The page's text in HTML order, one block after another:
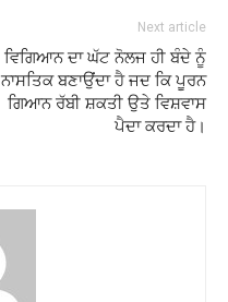
Next article
ਵਿਗਿਆਨ ਦਾ ਘੱਟ ਨੋਲਜ ਹੀ ਬੰਦੇ ਨੂੰ
ਨਾਸਤਿਕ ਬਣਾਉਂਦਾ ਹੈ ਜਦ ਕਿ ਪੂਰਨ
ਗਿਆਨ ਰੱਬੀ ਸ਼ਕਤੀ ਉਤੇ ਵਿਸ਼ਵਾਸ
ਪੈਦਾ ਕਰਦਾ ਹੈ।